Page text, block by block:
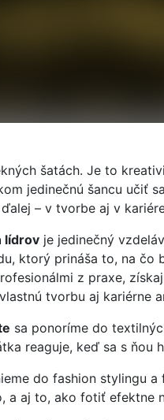
šatách. Je to
jedinečnú šancu učiť
– v tvorbe aj v
lídrov je jedinečný
ktorý prináša to, na čo
z praxe,
tvorbu aj kariérne
sa ponoríme do
reaguje, keď sa s ňou
do fashion stylingu
a aj to, ako fotiť efektne